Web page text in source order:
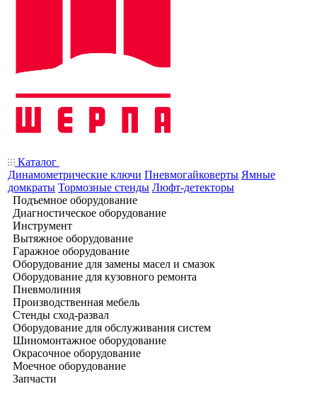
Каталог
Динамометрические ключи Пневмогайковерты Ямные
домкраты Тормозные стенды Люфт-детекторы
Подъемное оборудование
Диагностическое оборудование
Инструмент
Вытяжное оборудование
Гаражное оборудование
Оборудование для замены масел и смазок
Оборудование для кузовного ремонта
Пневмолиния
Производственная мебель
Стенды сход-развал
Оборудование для обслуживания систем
Шиномонтажное оборудование
Окрасочное оборудование
Моечное оборудование
Запчасти